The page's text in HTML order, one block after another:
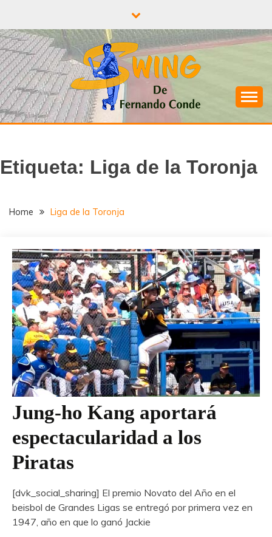
content
SWING DE
FERNANDO
CONDE
¡A todo Swing con el béisbol!
Etiqueta: Liga de la Toronja
Home Liga de la Toronja
Jung-ho Kang aportará
espectacularidad a los
Piratas
[dvk_social_sharing] El premio Novato del Año en el
beisbol de Grandes Ligas se entregó por primera vez en
1947, año en que lo ganó Jackie